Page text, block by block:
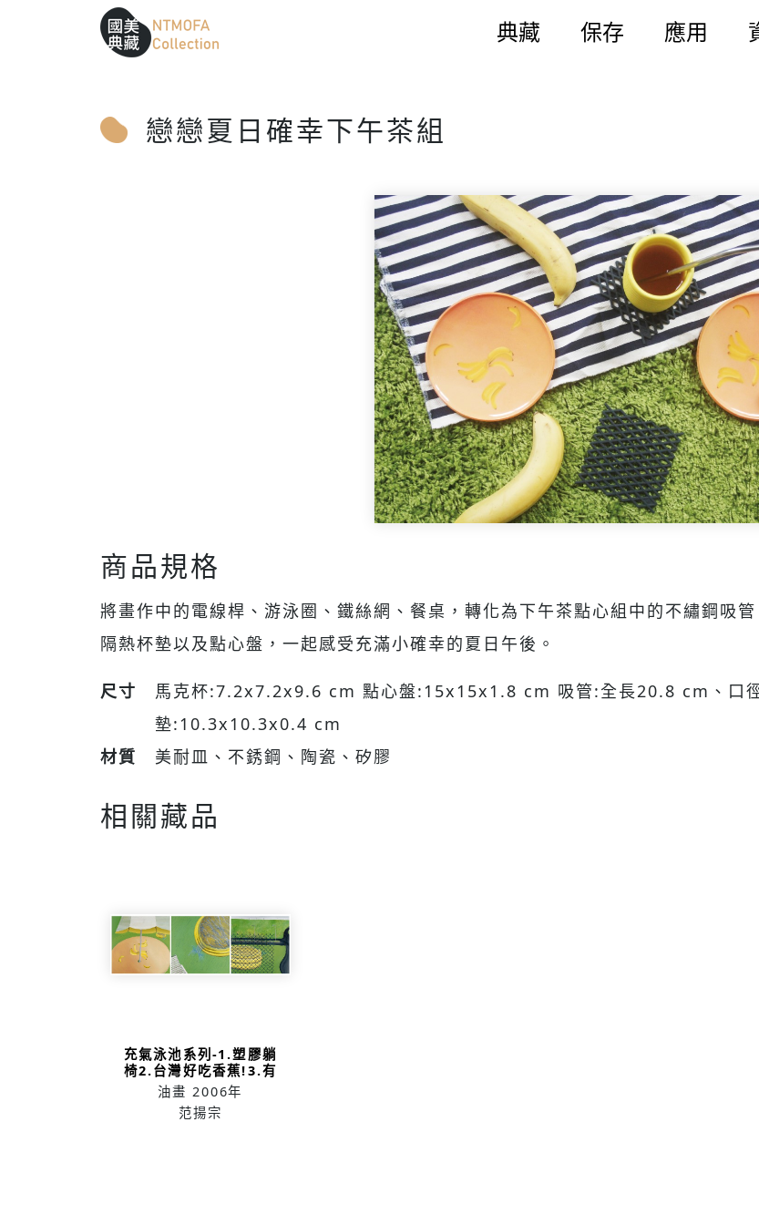
跳到中間主要內容區
網站導覽
::: 典藏 保存 應用
戀戀夏日確幸下午茶組
商品規格
將畫作中的電線桿、游泳圈、鐵絲網、餐桌，轉化為下午茶點心組中的不繡鋼吸管
隔熱杯墊以及點心盤，一起感受充滿小確幸的夏日午後。
尺寸
馬克杯:7.2x7.2x9.6 cm 點心盤:15x15x1.8 cm 吸管:全長20.8 cm、口
墊:10.3x10.3x0.4 cm
材質
美耐皿、不銹鋼、陶瓷、矽膠
相關藏品
充氣泳池系列-1.塑膠躺
椅2.台灣好吃香蕉!3.有
鐵網的風景
油畫 2006年
范揚宗